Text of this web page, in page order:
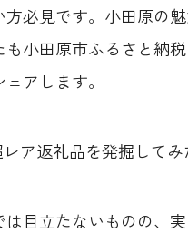
必見です。小田原の
小田原市ふるさと納
アします。
ア返礼品を発掘してみ
目立たないものの、